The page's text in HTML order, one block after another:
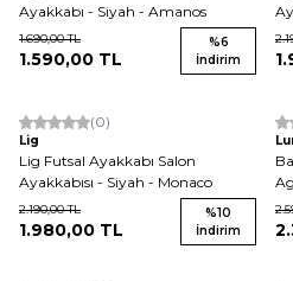
Ayakkabı - Siyah - Amanos
1.690,00TL
1.590,00 TL
%6
İndirim
Yeni (0)
Lig
Lig Futsal Ayakkabı Salon
Ayakkabısı - Siyah - Monaco
2.190,00TL
1.980,00 TL
%10
İndirim